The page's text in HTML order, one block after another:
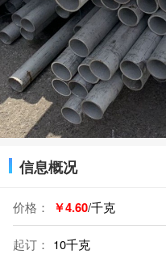
信息概况
价格： ￥4.60/千克
起订： 10千克